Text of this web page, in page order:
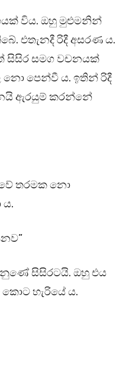
විය. ඔහු මුළුමනින්
එතැනදී රිදී අසරණ ය.
සිසිර සමග වචනයක්
නො පෙන්වී ය. ඉතින් රිදී
ඇරයුම් කරන්නේ
තරමක නො
ය.
සිසිරටයි. ඔහු එය
හැරියේ ය.